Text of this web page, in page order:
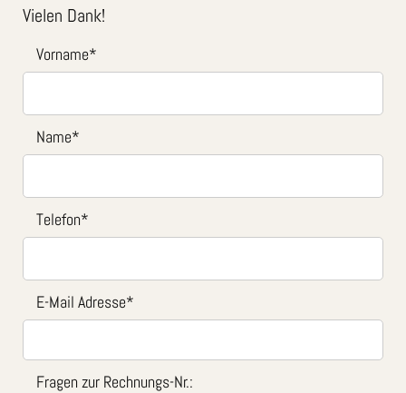
Vielen Dank!
Vorname*
Name*
Telefon*
E-Mail Adresse*
Fragen zur Rechnungs-Nr.: